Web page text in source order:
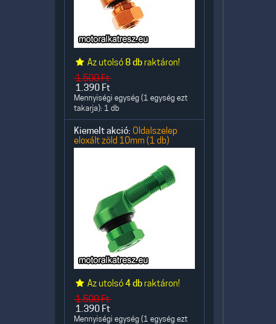
Az utolsó8 db raktáron!
1.500Ft
1.390 Ft
Mennyiségi egység (1 egység ezt
takarja): 1 db
Kiemelt akció: Oldalszelep
eloxált zöld 10mm (1 db)
Az utolsó4 db raktáron!
1.500Ft
1.390 Ft
Mennyiségi egység (1 egység ezt